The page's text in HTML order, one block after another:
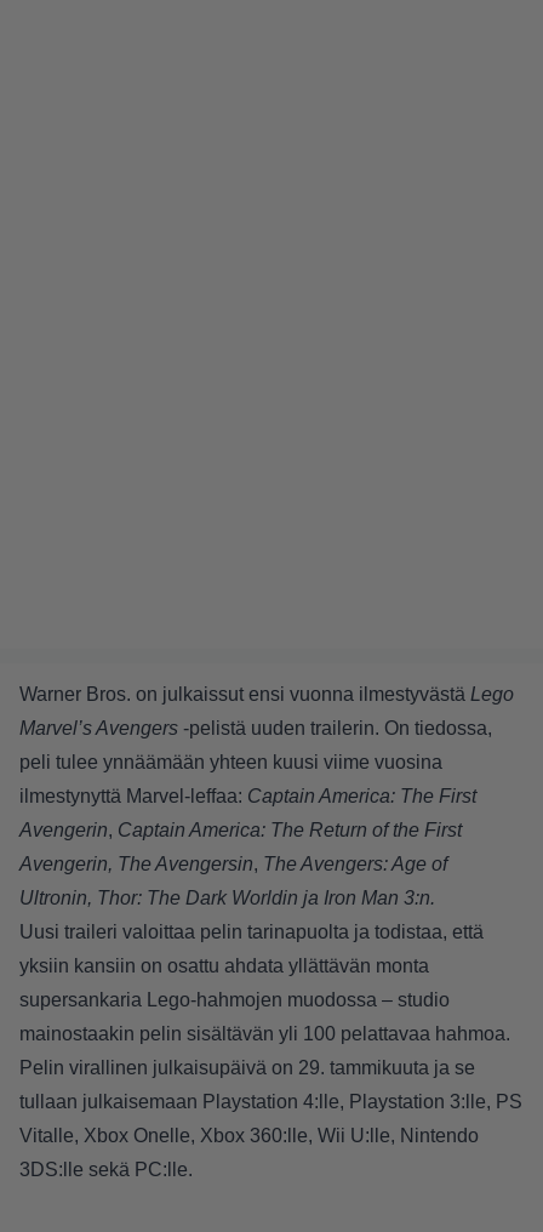
Warner Bros. on julkaissut ensi vuonna ilmestyvästä Lego
Marvel’s Avengers -pelistä uuden trailerin. On tiedossa,
peli tulee ynnäämään yhteen kuusi viime vuosina
ilmestynyttä Marvel-leffaa: Captain America: The First
Avengerin, Captain America: The Return of the First
Avengerin, The Avengersin, The Avengers: Age of
Ultronin, Thor: The Dark Worldin ja Iron Man 3:n.
Uusi traileri valoittaa pelin tarinapuolta ja todistaa, että
yksiin kansiin on osattu ahdata yllättävän monta
supersankaria Lego-hahmojen muodossa – studio
mainostaakin pelin sisältävän yli 100 pelattavaa hahmoa.
Pelin virallinen julkaisupäivä on 29. tammikuuta ja se
tullaan julkaisemaan Playstation 4:lle, Playstation 3:lle, PS
Vitalle, Xbox Onelle, Xbox 360:lle, Wii U:lle, Nintendo
3DS:lle sekä PC:lle.